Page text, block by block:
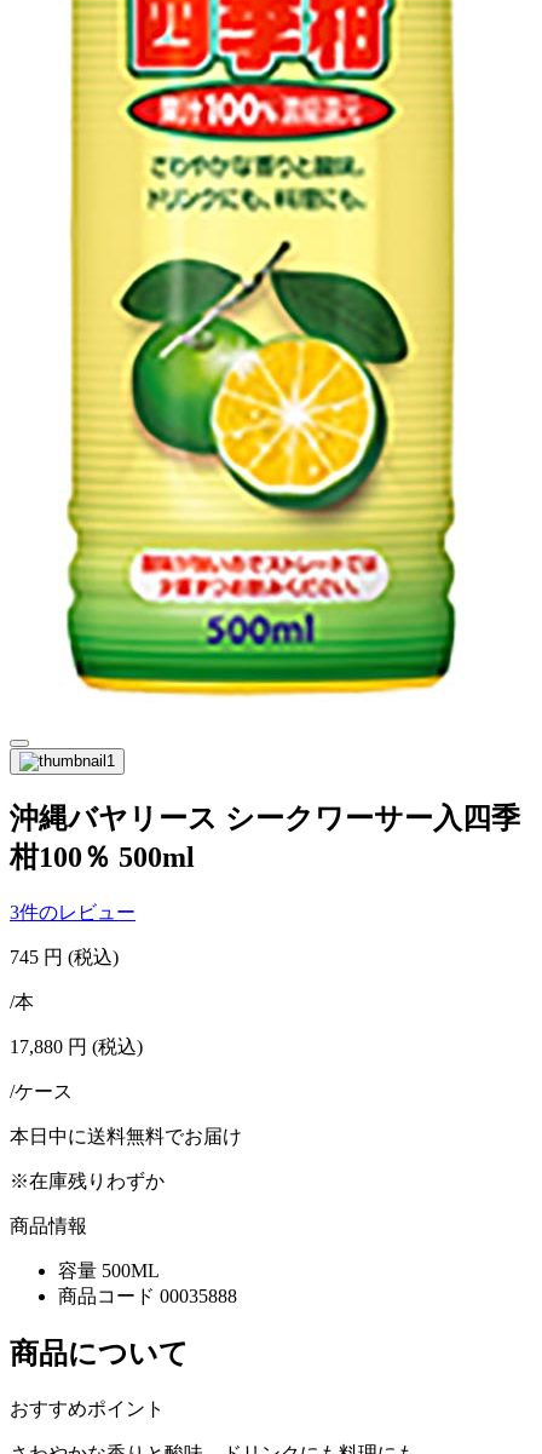
沖縄バヤリース シークワーサー入四季
柑100％ 500ml
3件のレビュー
745 円 (税込)
/本
17,880 円 (税込)
/ケース
本日中に送料無料でお届け
※在庫残りわずか
商品情報
容量 500ML
商品コード 00035888
商品について
おすすめポイント